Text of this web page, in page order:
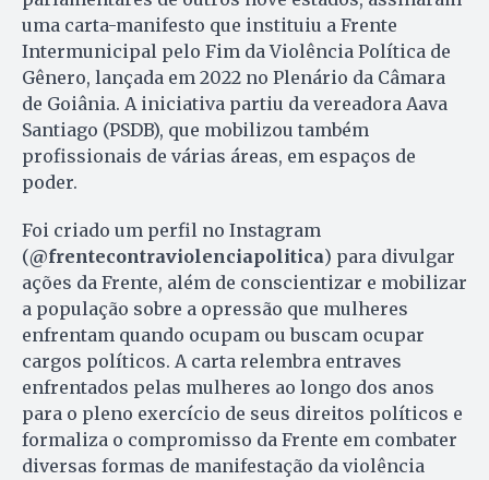
uma carta-manifesto que instituiu a Frente
Intermunicipal pelo Fim da Violência Política de
Gênero, lançada em 2022 no Plenário da Câmara
de Goiânia. A iniciativa partiu da vereadora Aava
Santiago (PSDB), que mobilizou também
profissionais de várias áreas, em espaços de
poder.
Foi criado um perfil no Instagram
(@frentecontraviolenciapolitica) para divulgar
ações da Frente, além de conscientizar e mobilizar
a população sobre a opressão que mulheres
enfrentam quando ocupam ou buscam ocupar
cargos políticos. A carta relembra entraves
enfrentados pelas mulheres ao longo dos anos
para o pleno exercício de seus direitos políticos e
formaliza o compromisso da Frente em combater
diversas formas de manifestação da violência